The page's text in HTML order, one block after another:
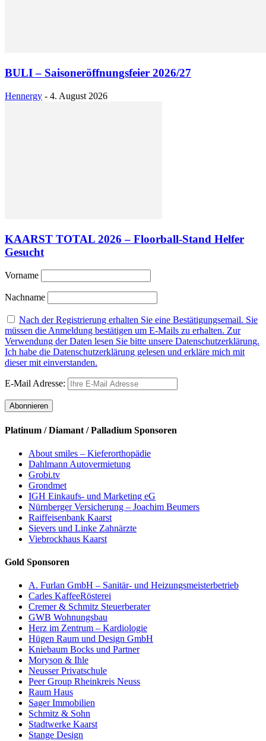
BULI – Saisoneröffnungsfeier 2026/27
Hennergy - 4. August 2026
KAARST TOTAL 2026 – Floorball-Stand Helfer
Gesucht
Vorname
Nachname
Nach der Registrierung erhalten Sie eine Bestätigungsemail. Sie
müssen die Anmeldung bestätigen um E-Mails zu erhalten. Zur
Verwendung der Daten lesen Sie bitte unsere Datenschutzerklärung.
Ich habe die Datenschutzerklärung gelesen und erkläre mich mit
dieser mit einverstanden.
E-Mail Adresse:
Platinum / Diamant / Palladium Sponsoren
About smiles – Kieferorthopädie
Dahlmann Autovermietung
Grobi.tv
Grondmet
IGH Einkaufs- und Marketing eG
Nürnberger Versicherung – Joachim Beumers
Raiffeisenbank Kaarst
Sievers und Linke Zahnärzte
Viebrockhaus Kaarst
Gold Sponsoren
A. Furlan GmbH – Sanitär- und Heizungsmeisterbetrieb
Carles KaffeeRösterei
Cremer & Schmitz Steuerberater
GWB Wohnungsbau
Herz im Zentrum – Kardiologie
Hügen Raum und Design GmbH
Kniebaum Bocks und Partner
Moryson & Ihle
Neusser Privatschule
Peer Group Rheinkreis Neuss
Raum Haus
Sager Immobilien
Schmitz & Sohn
Stadtwerke Kaarst
Stange Design